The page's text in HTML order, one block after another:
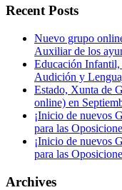
Recent Posts
Nuevo grupo
Auxiliar de los
Educación Infantil,
Audición y
Estado, Xunta de
online) en
¡Inicio de nuevos
para las
¡Inicio de nuevos
para las
Archives